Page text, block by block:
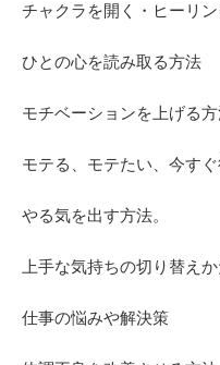
チャクラを開く・ヒーリ
ひとの心を読み取る方法
モチベーションを上げる
モテる、モテたい、今す
やる気を出す方法。
上手な気持ちの切り替えか
仕事の悩みや解決策